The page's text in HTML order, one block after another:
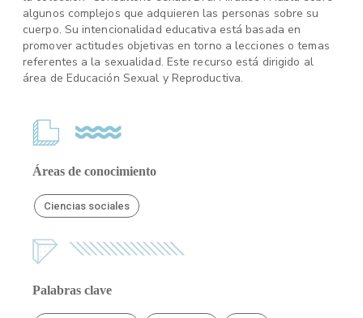
algunos complejos que adquieren las personas sobre su
cuerpo. Su intencionalidad educativa está basada en
promover actitudes objetivas en torno a lecciones o temas
referentes a la sexualidad. Este recurso está dirigido al
área de Educación Sexual y Reproductiva.
Áreas de conocimiento
Ciencias sociales
Palabras clave